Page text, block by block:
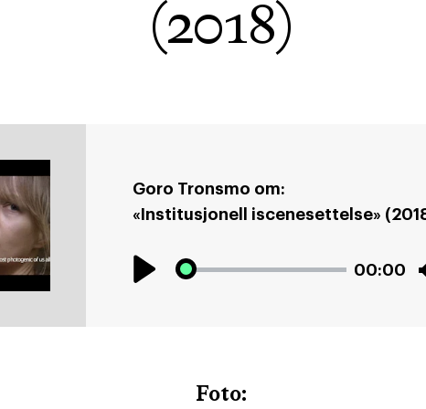
(2018)
Goro Tronsmo om:
«Institusjonell iscenesettelse»
00:00
Foto: